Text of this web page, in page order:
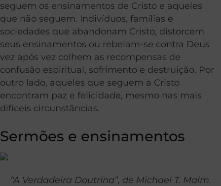
seguem os ensinamentos de Cristo e aqueles
que não seguem. Indivíduos, famílias e
sociedades que abandonam Cristo, distorcem
seus ensinamentos ou rebelam-se contra Deus
vez após vez colhem as recompensas de
confusão espiritual, sofrimento e destruição. Por
outro lado, aqueles que seguem a Cristo
encontram paz e felicidade, mesmo nas mais
difíceis circunstâncias.
Sermões e ensinamentos
“A Verdadeira Doutrina”, de Michael T. Malm.